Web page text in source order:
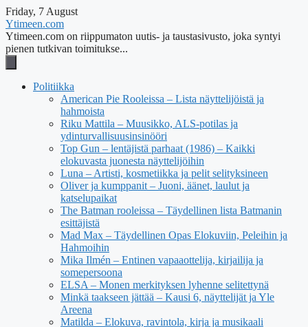
Friday, 7 August
Ytimeen.com
Ytimeen.com on riippumaton uutis- ja taustasivusto, joka syntyi
pienen tutkivan toimitukse...
Politiikka
American Pie Rooleissa – Lista näyttelijöistä ja
hahmoista
Riku Mattila – Muusikko, ALS-potilas ja
ydinturvallisuusinsinööri
Top Gun – lentäjistä parhaat (1986) – Kaikki
elokuvasta juonesta näyttelijöihin
Luna – Artisti, kosmetiikka ja pelit selityksineen
Oliver ja kumppanit – Juoni, äänet, laulut ja
katselupaikat
The Batman rooleissa – Täydellinen lista Batmanin
esittäjistä
Mad Max – Täydellinen Opas Elokuviin, Peleihin ja
Hahmoihin
Mika Ilmén – Entinen vapaaottelija, kirjailija ja
somepersoona
ELSA – Monen merkityksen lyhenne selitettynä
Minkä taakseen jättää – Kausi 6, näyttelijät ja Yle
Areena
Matilda – Elokuva, ravintola, kirja ja musikaali